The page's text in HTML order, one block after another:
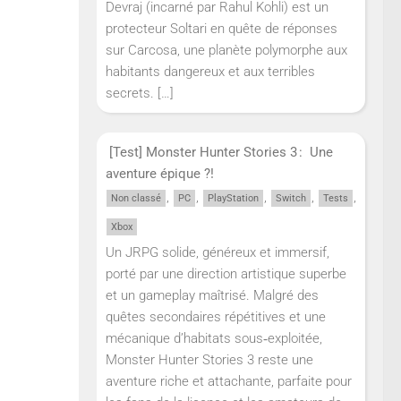
Devraj (incarné par Rahul Kohli) est un
protecteur Soltari en quête de réponses
sur Carcosa, une planète polymorphe aux
habitants dangereux et aux terribles
secrets. […]
[Test] Monster Hunter Stories 3 : Une
aventure épique ?!
Non classé , PC , PlayStation , Switch , Tests ,
Xbox
Un JRPG solide, généreux et immersif,
porté par une direction artistique superbe
et un gameplay maîtrisé. Malgré des
quêtes secondaires répétitives et une
mécanique d’habitats sous‑exploitée,
Monster Hunter Stories 3 reste une
aventure riche et attachante, parfaite pour